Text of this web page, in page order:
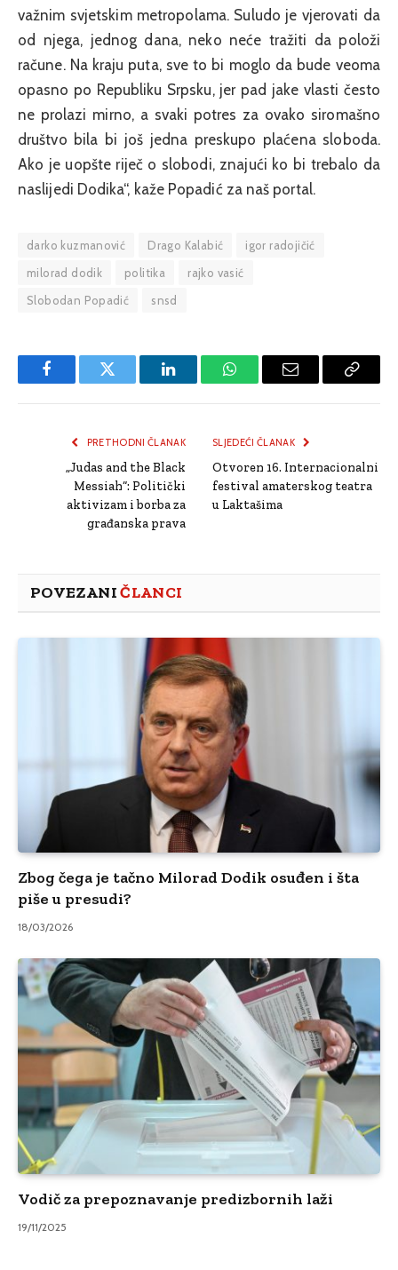
važnim svjetskim metropolama. Suludo je vjerovati da
od njega, jednog dana, neko neće tražiti da položi
račune. Na kraju puta, sve to bi moglo da bude veoma
opasno po Republiku Srpsku, jer pad jake vlasti često
ne prolazi mirno, a svaki potres za ovako siromašno
društvo bila bi još jedna preskupo plaćena sloboda.
Ako je uopšte riječ o slobodi, znajući ko bi trebalo da
naslijedi Dodika“, kaže Popadić za naš portal.
darko kuzmanović Drago Kalabić
igor radojičić
milorad dodik
politika
rajko vasić
Slobodan Popadić
snsd
FacebookTwitter LinkedInWhatsAppEmail
Copy
PRETHODNI ČLANAK
„Judas and the Black
Messiah“: Politički
aktivizam i borba za
građanska prava
SLJEDEĆI ČLANAK
Otvoren 16. Internacionalni
festival amaterskog teatra
u Laktašima
POVEZANIČLANCI
Zbog čega je tačno Milorad Dodik osuđen i šta
piše u presudi?
18/03/2026
Vodič za prepoznavanje predizbornih laži
19/11/2025